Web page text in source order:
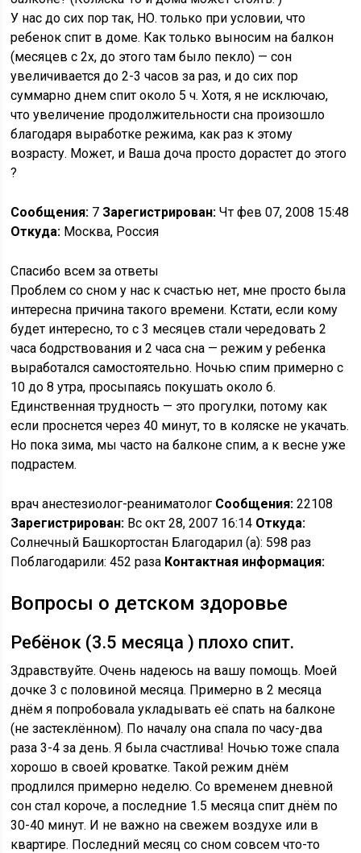
У нас до сих пор так, НО. только при условии, что
ребенок спит в доме. Как только выносим на балкон
(месяцев с 2х, до этого там было пекло) — сон
увеличивается до 2-3 часов за раз, и до сих пор
суммарно днем спит около 5 ч. Хотя, я не исключаю,
что увеличение продолжительности сна произошло
благодаря выработке режима, как раз к этому
возрасту. Может, и Ваша доча просто дорастет до этого
?
Сообщения: 7 Зарегистрирован: Чт фев 07, 2008 15:48
Откуда: Москва, Россия
Спасибо всем за ответы
Проблем со сном у нас к счастью нет, мне просто была
интересна причина такого времени. Кстати, если кому
будет интересно, то с 3 месяцев стали чередовать 2
часа бодрствования и 2 часа сна — режим у ребенка
выработался самостоятельно. Ночью спим примерно с
10 до 8 утра, просыпаясь покушать около 6.
Единственная трудность — это прогулки, потому как
если проснется через 40 минут, то в коляске не укачать.
Но пока зима, мы часто на балконе спим, а к весне уже
подрастем.
врач анестезиолог-реаниматолог Сообщения: 22108
Зарегистрирован: Вс окт 28, 2007 16:14 Откуда:
Солнечный Башкортостан Благодарил (а): 598 раз
Поблагодарили: 452 раза Контактная информация:
Вопросы о детском здоровье
Ребёнок (3.5 месяца ) плохо спит.
Здравствуйте. Очень надеюсь на вашу помощь. Моей
дочке 3 с половиной месяца. Примерно в 2 месяца
днём я попробовала укладывать её спать на балконе
(не застеклённом). По началу она спала по часу-два
раза 3-4 за день. Я была счастлива! Ночью тоже спала
хорошо в своей кроватке. Такой режим днём
продлился примерно неделю. Со временем дневной
сон стал короче, а последние 1.5 месяца спит днём по
30-40 минут. И не важно на свежем воздухе или в
квартире. Последний месяц со сном совсем что-то